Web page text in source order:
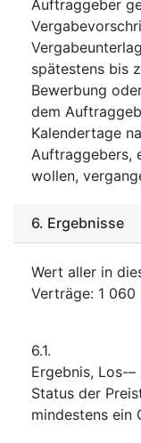
Auftraggeber
spätestens bis
Bewerbung
dem
Kalendertage
Auftraggebers,
wollen,
6. Ergebnisse
Wert aller in
Verträge: 1 060
6.1.
Ergebnis, Los-–
Status der
mindestens ein